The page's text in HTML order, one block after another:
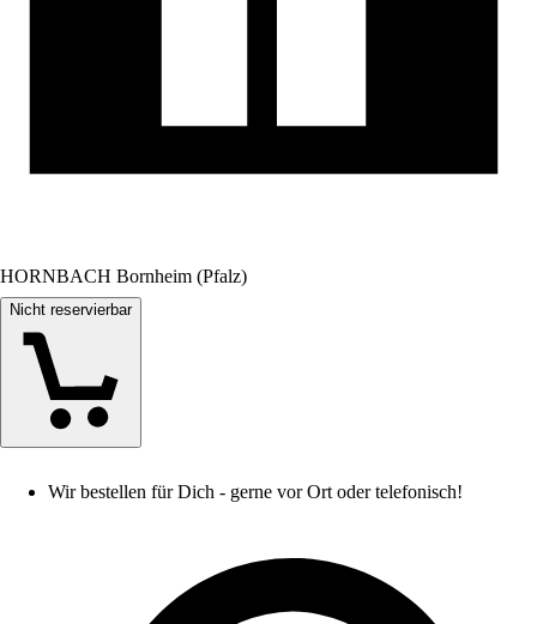
HORNBACH Bornheim (Pfalz)
Nicht reservierbar
Wir bestellen für Dich - gerne vor Ort oder telefonisch!